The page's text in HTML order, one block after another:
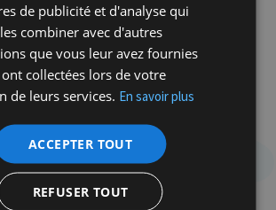
est journaliste àLa Croix. Il est
deRwanda, ils parlent.
pour l’histoire (Seuil, 2019),Une
Pourquoi les trois quarts des
n’ont pas été déportés, avec
(Albin Michel, 2022) et
Mémoires à l’usage des générations
Jean Varret (Les Arènes, 2023).
de publicité et d'analyse qui
combiner avec d'autres
que vous leur avez fournies
collectées lors de votre
de leurs services. En savoir plus
ACCEPTER TOUT
REFUSER TOUT